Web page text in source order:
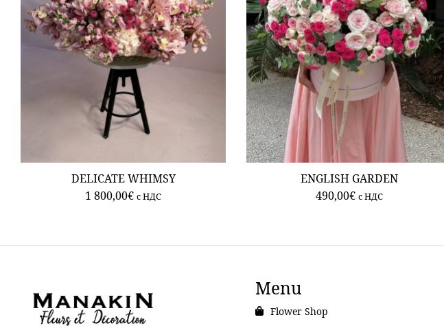
DELICATE WHIMSY
1 800,00€ c НДС
ENGLISH GARDEN
490,00€ c НДС
Menu
Flower Shop